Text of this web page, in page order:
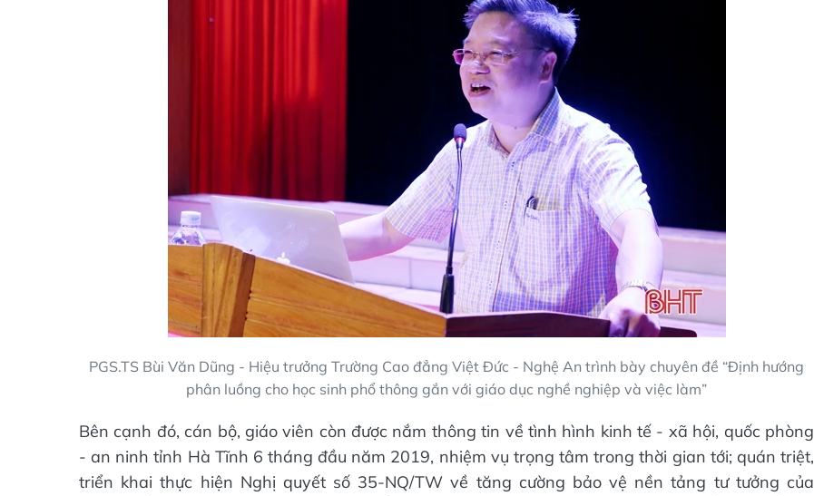
PGS.TS Bùi Văn Dũng - Hiệu trưởng Trường Cao đẳng Việt Đức - Nghệ An trình bày chuyên đề “Định hướng
phân luồng cho học sinh phổ thông gắn với giáo dục nghề nghiệp và việc làm”
Bên cạnh đó, cán bộ, giáo viên còn được nắm thông tin về tình hình kinh tế - xã hội, quốc phòng
- an ninh tỉnh Hà Tĩnh 6 tháng đầu năm 2019, nhiệm vụ trọng tâm trong thời gian tới; quán triệt,
triển khai thực hiện Nghị quyết số 35-NQ/TW về tăng cường bảo vệ nền tảng tư tưởng của